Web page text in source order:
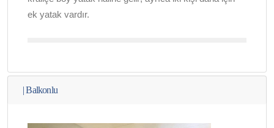
ek yatak vardır.
|Balkonlu